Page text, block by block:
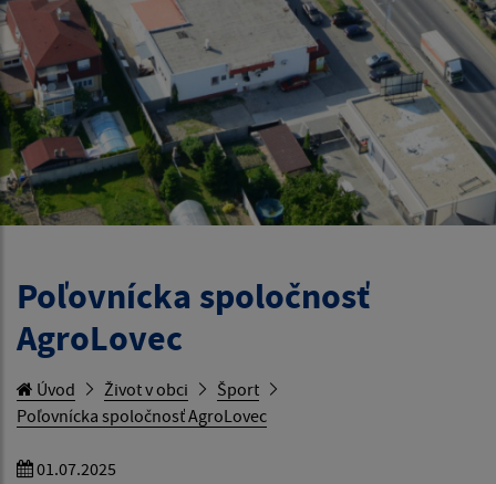
Poľovnícka spoločnosť
AgroLovec
Úvod Život v obci
Šport
Poľovnícka spoločnosť AgroLovec
01.07.2025